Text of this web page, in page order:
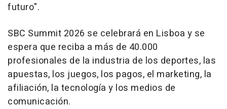
futuro".
SBC Summit 2026 se celebrará en Lisboa y se
espera que reciba a más de 40.000
profesionales de la industria de los deportes, las
apuestas, los juegos, los pagos, el marketing, la
afiliación, la tecnología y los medios de
comunicación.